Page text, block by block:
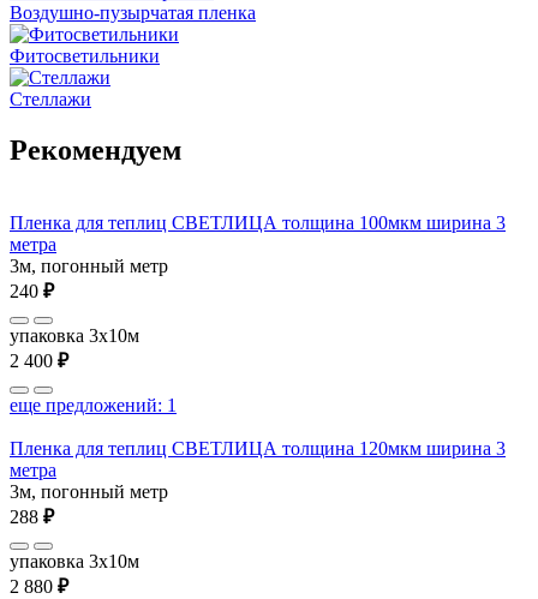
Воздушно-пузырчатая пленка
Фитосветильники
Стеллажи
Рекомендуем
Пленка для теплиц СВЕТЛИЦА толщина 100мкм ширина 3
метра
3м, погонный метр
240 ₽
упаковка 3x10м
2 400 ₽
еще предложений: 1
Пленка для теплиц СВЕТЛИЦА толщина 120мкм ширина 3
метра
3м, погонный метр
288 ₽
упаковка 3x10м
2 880 ₽